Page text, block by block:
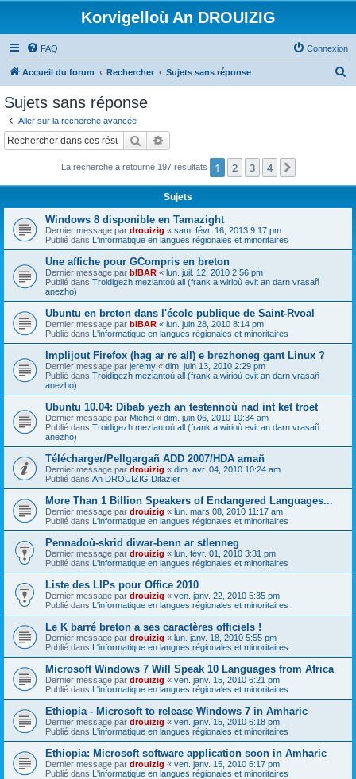
Korvigelloù An DROUIZIG
FAQ Connexion
Accueil du forum Rechercher Sujets sans réponse
c
Sujets sans réponse
Aller sur la recherche avancée
Rechercher
La recherche a retourné 197 résultats 1 2 3 4
Sujets
Windows 8 disponible en Tamazight
Dernier message par drouizig « sam. févr. 16, 2013 9:17 pm
Publié dans L'informatique en langues régionales et minoritaires
Une affiche pour GCompris en breton
Dernier message par bIBAR « lun. juil. 12, 2010 2:56 pm
Publié dans Troidigezh meziantoù all (frank a wirioù evit an darn vrasañ
anezho)
Ubuntu en breton dans l'école publique de Saint-Rvoal
Dernier message par bIBAR « lun. juin 28, 2010 8:14 pm
Publié dans L'informatique en langues régionales et minoritaires
Implijout Firefox (hag ar re all) e brezhoneg gant Linux ?
Dernier message par jeremy « dim. juin 13, 2010 2:29 pm
Publié dans Troidigezh meziantoù all (frank a wirioù evit an darn vrasañ
anezho)
Ubuntu 10.04: Dibab yezh an testennoù nad int ket troet
Dernier message par Michel « dim. juin 06, 2010 10:34 am
Publié dans Troidigezh meziantoù all (frank a wirioù evit an darn vrasañ
anezho)
Télécharger/Pellgargañ ADD 2007/HDA amañ
Dernier message par drouizig « dim. avr. 04, 2010 10:24 am
Publié dans An DROUIZIG Difazier
More Than 1 Billion Speakers of Endangered Languages...
Dernier message par drouizig « lun. mars 08, 2010 11:17 am
Publié dans L'informatique en langues régionales et minoritaires
Pennadoù-skrid diwar-benn ar stlenneg
Dernier message par drouizig « lun. févr. 01, 2010 3:31 pm
Publié dans L'informatique en langues régionales et minoritaires
Liste des LIPs pour Office 2010
Dernier message par drouizig « ven. janv. 22, 2010 5:35 pm
Publié dans L'informatique en langues régionales et minoritaires
Le K barré breton a ses caractères officiels !
Dernier message par drouizig « lun. janv. 18, 2010 5:55 pm
Publié dans L'informatique en langues régionales et minoritaires
Microsoft Windows 7 Will Speak 10 Languages from Africa
Dernier message par drouizig « ven. janv. 15, 2010 6:21 pm
Publié dans L'informatique en langues régionales et minoritaires
Ethiopia - Microsoft to release Windows 7 in Amharic
Dernier message par drouizig « ven. janv. 15, 2010 6:18 pm
Publié dans L'informatique en langues régionales et minoritaires
Ethiopia: Microsoft software application soon in Amharic
Dernier message par drouizig « ven. janv. 15, 2010 6:17 pm
Publié dans L'informatique en langues régionales et minoritaires